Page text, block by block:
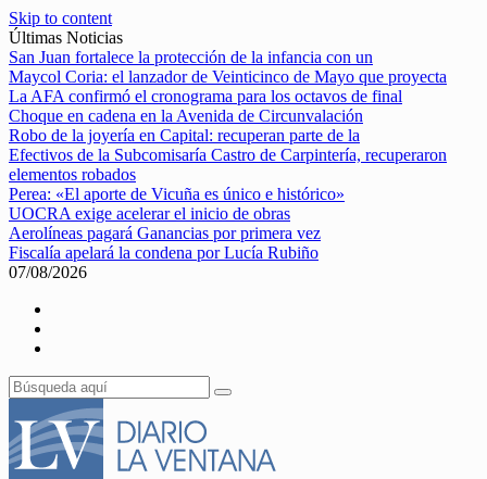
Skip to content
Últimas Noticias
San Juan fortalece la protección de la infancia con un
Maycol Coria: el lanzador de Veinticinco de Mayo que proyecta
La AFA confirmó el cronograma para los octavos de final
Choque en cadena en la Avenida de Circunvalación
Robo de la joyería en Capital: recuperan parte de la
Efectivos de la Subcomisaría Castro de Carpintería, recuperaron
elementos robados
Perea: «El aporte de Vicuña es único e histórico»
UOCRA exige acelerar el inicio de obras
Aerolíneas pagará Ganancias por primera vez
Fiscalía apelará la condena por Lucía Rubiño
07/08/2026